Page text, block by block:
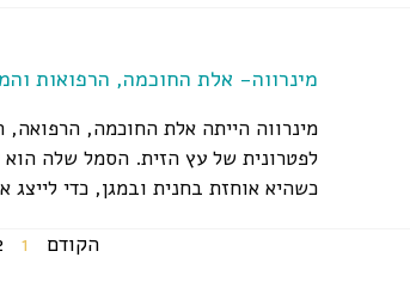
מינרווה- אלת החוכמה, הרפואות
מינרווה הייתה אלת החוכמה,
לפטרונית של עץ הזית. הסמל שלה הוא
כשהיא אוחזת בחנית ובמגן, כדי
הקודם
1